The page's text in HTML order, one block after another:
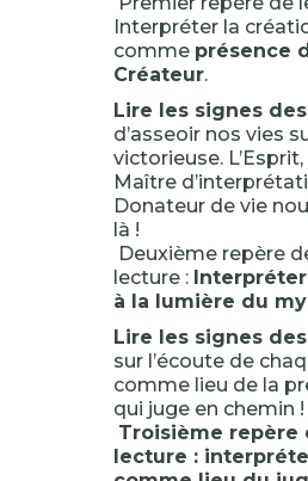
Interpréter la
comme présence
Créateur.
Lire les signes
d’asseoir nos vies
victorieuse.
Maître
Donateur de vie
là !
Deuxième repère
lecture :
à la lumière du
Lire les signes
sur l’écoute de
comme lieu de la
qui juge en chemin !
Troisième repère
lecture :